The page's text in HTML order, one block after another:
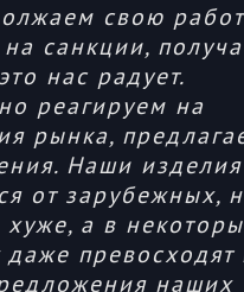
свою
санкции,
нас радует.
реагируем на
рынка,
Наши изделия
от зарубежных,
хуже, а в
превосходят
наших